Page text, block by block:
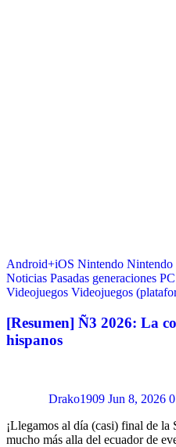
Android+iOS Nintendo Nintendo
Noticias Pasadas generaciones PC
Videojuegos Videojuegos
[Resumen] Ñ3 2026: La
hispanos
Drako1909 Jun 8, 2026 0
¡Llegamos al día (casi) final de la
mucho más alla del ecuador de